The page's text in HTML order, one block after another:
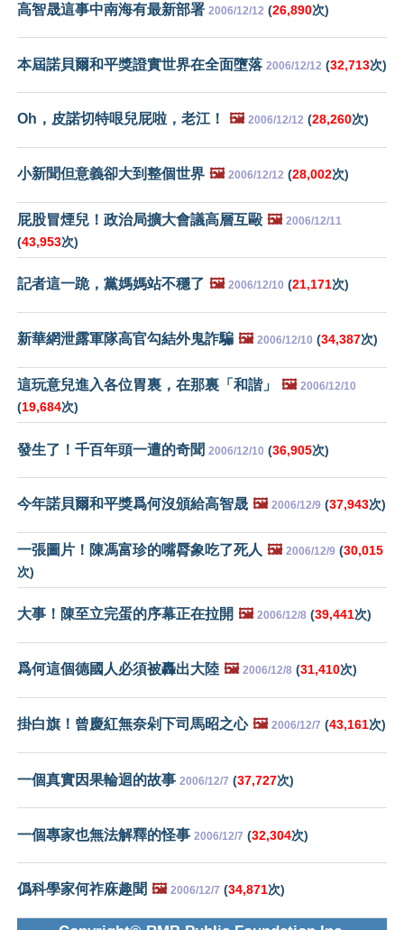
高智晟這事中南海有最新部署 2006/12/12 (26,890次)
本屆諾貝爾和平獎證實世界在全面墮落 2006/12/12 (32,713次)
Oh，皮諾切特哏兒屁啦，老江！ 🖼️ 2006/12/12 (28,260次)
小新聞但意義卻大到整個世界 🖼️ 2006/12/12 (28,002次)
屁股冒煙兒！政治局擴大會議高層互毆 🖼️ 2006/12/11
(43,953次)
記者這一跪，黨媽媽站不穩了 🖼️ 2006/12/10 (21,171次)
新華網泄露軍隊高官勾結外鬼詐騙 🖼️ 2006/12/10 (34,387次)
這玩意兒進入各位胃裏，在那裏「和諧」 🖼️ 2006/12/10
(19,684次)
發生了！千百年頭一遭的奇聞 2006/12/10 (36,905次)
今年諾貝爾和平獎爲何沒頒給高智晟 🖼️ 2006/12/9 (37,943次)
一張圖片！陳馮富珍的嘴脣象吃了死人 🖼️ 2006/12/9 (30,015
次)
大事！陳至立完蛋的序幕正在拉開 🖼️ 2006/12/8 (39,441次)
爲何這個德國人必須被轟出大陸 🖼️ 2006/12/8 (31,410次)
掛白旗！曾慶紅無奈剁下司馬昭之心 🖼️ 2006/12/7 (43,161次)
一個真實因果輪迴的故事 2006/12/7 (37,727次)
一個專家也無法解釋的怪事 2006/12/7 (32,304次)
僞科學家何祚庥趣聞 🖼️ 2006/12/7 (34,871次)